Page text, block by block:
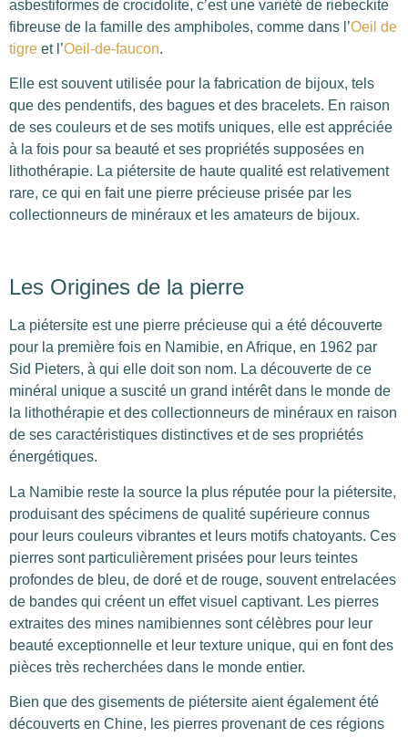
asbestiformes de crocidolite, c’est une variété de riebeckite
fibreuse de la famille des amphiboles, comme dans l’Oeil de
tigre et l’Oeil-de-faucon.
Elle est souvent utilisée pour la fabrication de bijoux, tels
que des pendentifs, des bagues et des bracelets. En raison
de ses couleurs et de ses motifs uniques, elle est appréciée
à la fois pour sa beauté et ses propriétés supposées en
lithothérapie. La piétersite de haute qualité est relativement
rare, ce qui en fait une pierre précieuse prisée par les
collectionneurs de minéraux et les amateurs de bijoux.
Les Origines de la pierre
La piétersite est une pierre précieuse qui a été découverte
pour la première fois en Namibie, en Afrique, en 1962 par
Sid Pieters, à qui elle doit son nom. La découverte de ce
minéral unique a suscité un grand intérêt dans le monde de
la lithothérapie et des collectionneurs de minéraux en raison
de ses caractéristiques distinctives et de ses propriétés
énergétiques.
La Namibie reste la source la plus réputée pour la piétersite,
produisant des spécimens de qualité supérieure connus
pour leurs couleurs vibrantes et leurs motifs chatoyants. Ces
pierres sont particulièrement prisées pour leurs teintes
profondes de bleu, de doré et de rouge, souvent entrelacées
de bandes qui créent un effet visuel captivant. Les pierres
extraites des mines namibiennes sont célèbres pour leur
beauté exceptionnelle et leur texture unique, qui en font des
pièces très recherchées dans le monde entier.
Bien que des gisements de piétersite aient également été
découverts en Chine, les pierres provenant de ces régions